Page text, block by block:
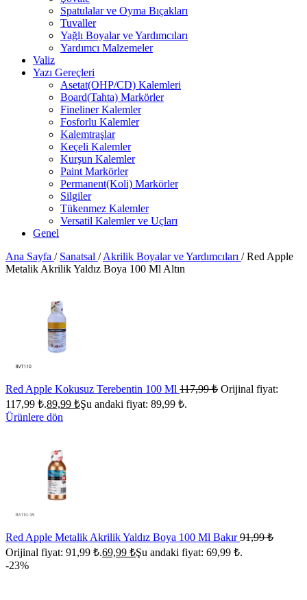
Spatulalar ve Oyma Bıçakları
Tuvaller
Yağlı Boyalar ve Yardımcıları
Yardımcı Malzemeler
Valiz
Yazı Gereçleri
Asetat(OHP/CD) Kalemleri
Board(Tahta) Markörler
Fineliner Kalemler
Fosforlu Kalemler
Kalemtraşlar
Keçeli Kalemler
Kurşun Kalemler
Paint Markörler
Permanent(Koli) Markörler
Silgiler
Tükenmez Kalemler
Versatil Kalemler ve Uçları
Genel
Ana Sayfa / Sanatsal / Akrilik Boyalar ve Yardımcıları / Red Apple
Metalik Akrilik Yaldız Boya 100 Ml Altın
Red Apple Kokusuz Terebentin 100 Ml 117,99₺ Orijinal fiyat:
117,99 ₺.89,99 ₺Şu andaki fiyat: 89,99 ₺.
Ürünlere dön
Red Apple Metalik Akrilik Yaldız Boya 100 Ml Bakır91,99₺
Orijinal fiyat: 91,99 ₺.69,99 ₺Şu andaki fiyat: 69,99 ₺.
-23%